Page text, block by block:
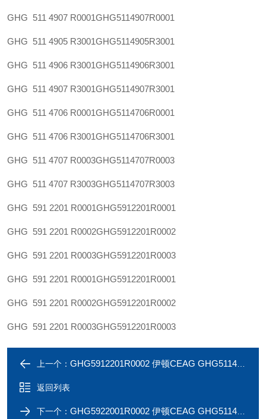
GHG 511 4907 R0001GHG5114907R0001
GHG 511 4905 R3001GHG5114905R3001
GHG 511 4906 R3001GHG5114906R3001
GHG 511 4907 R3001GHG5114907R3001
GHG 511 4706 R0001GHG5114706R0001
GHG 511 4706 R3001GHG5114706R3001
GHG 511 4707 R0003GHG5114707R0003
GHG 511 4707 R3003GHG5114707R3003
GHG 591 2201 R0001GHG5912201R0001
GHG 591 2201 R0002GHG5912201R0002
GHG 591 2201 R0003GHG5912201R0003
GHG 591 2201 R0001GHG5912201R0001
GHG 591 2201 R0002GHG5912201R0002
GHG 591 2201 R0003GHG5912201R0003
上一个： GHG5912201R0002 伊顿CEAG GHG5114906R0001 GHG5114906R3001 10A 21 pole
返回列表
下一个： GHG5922001R0002 伊顿CEAG GHG5114706R0001 GHG5114706R3001 20A 7 pole